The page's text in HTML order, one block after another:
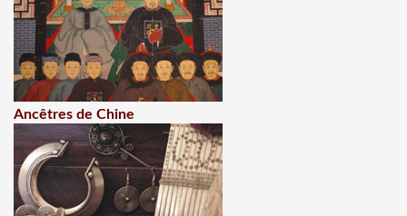
Ancêtres de Chine